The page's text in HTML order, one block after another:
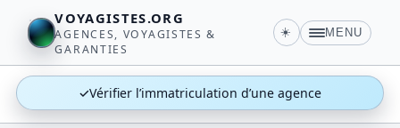
VOYAGISTES.ORG
AGENCES, VOYAGISTES &
GARANTIES
☀️ MENU
✓Vérifier l’immatriculation d’une agence